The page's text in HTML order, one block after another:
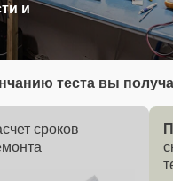
и
теста вы
сроков